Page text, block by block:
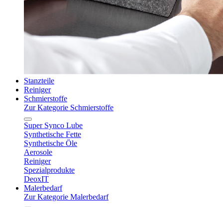
Stanzteile
Reiniger
Schmierstoffe
Zur Kategorie Schmierstoffe
Super Synco Lube
Synthetische Fette
Synthetische Öle
Aerosole
Reiniger
Spezialprodukte
DeoxIT
Malerbedarf
Zur Kategorie Malerbedarf